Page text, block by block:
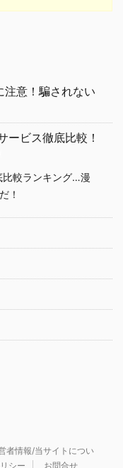
注意！騙されない
ービス徹底比較！
比較ランキング…漫
！
者情報/当サイトについ
シー お問合せ